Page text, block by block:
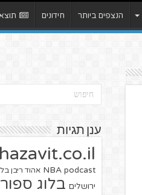
הנצפים ביותר חידונים
ענן תגיות
hazavit.co.il
NBA podcast אהוד ריבן
ירושלים בלוג